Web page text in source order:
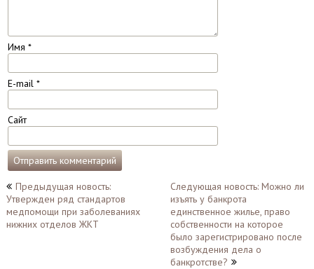
Имя *
E-mail *
Сайт
Навигация
по
записям
Предыдущая новость:
Утвержден ряд стандартов
медпомощи при заболеваниях
нижних отделов ЖКТ
Следующая новость: Можно ли
изъять у банкрота
единственное жилье, право
собственности на которое
было зарегистрировано после
возбуждения дела о
банкротстве?